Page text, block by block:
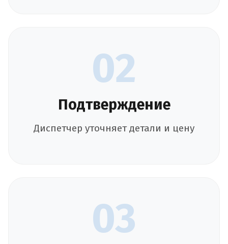
02
Подтверждение
Диспетчер уточняет детали и цену
03